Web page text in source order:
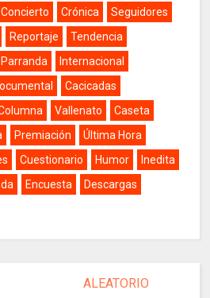
Concierto Crónica
Seguidores
Reportaje
Tendencia
Parranda
Internacional
Cacicadas
Vallenato
Caseta
Premiación
Última Hora
Cuestionario Humor
Inedita
Encuesta
Descargas
ALEATORIO